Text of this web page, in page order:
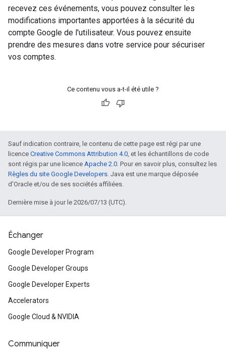
recevez ces événements, vous pouvez consulter les
modifications importantes apportées à la sécurité du
compte Google de l'utilisateur. Vous pouvez ensuite
prendre des mesures dans votre service pour sécuriser
vos comptes.
Ce contenu vous a-t-il été utile ?
Sauf indication contraire, le contenu de cette page est régi par une
licence Creative Commons Attribution 4.0, et les échantillons de code
sont régis par une licence Apache 2.0. Pour en savoir plus, consultez les
Règles du site Google Developers. Java est une marque déposée
d'Oracle et/ou de ses sociétés affiliées.
Dernière mise à jour le 2026/07/13 (UTC).
Échanger
Google Developer Program
Google Developer Groups
Google Developer Experts
Accelerators
Google Cloud & NVIDIA
Communiquer